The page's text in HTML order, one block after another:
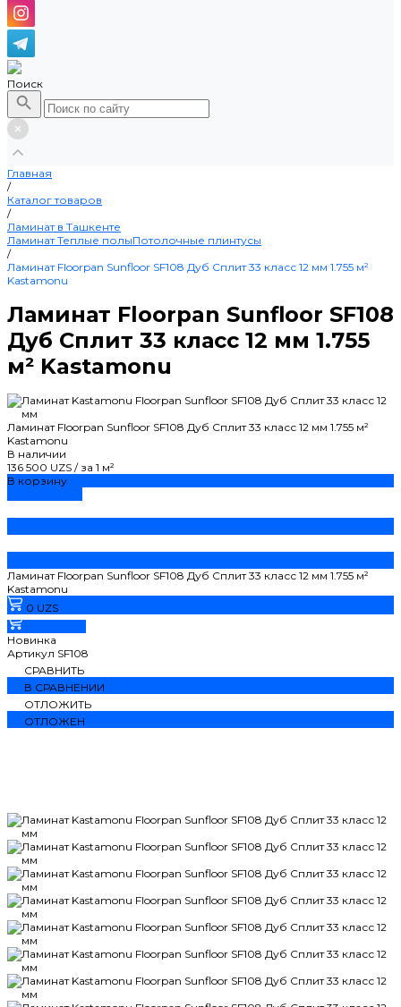
Поиск
Главная
/
Каталог товаров
/
Ламинат в Ташкенте
ЛаминатТеплые полыПотолочные плинтусы
/
Ламинат Floorpan Sunfloor SF108 Дуб Сплит 33 класс 12 мм 1.755 м²
Kastamonu
Ламинат Floorpan Sunfloor SF108
Дуб Сплит 33 класс 12 мм 1.755
м² Kastamonu
Ламинат Floorpan Sunfloor SF108 Дуб Сплит 33 класс 12 мм 1.755 м²
Kastamonu
В наличии
136 500 UZS / за 1 м²
В корзину
Ламинат Floorpan Sunfloor SF108 Дуб Сплит 33 класс 12 мм 1.755 м²
Kastamonu
0 UZS
Новинка
Артикул SF108
СРАВНИТЬ
В СРАВНЕНИИ
ОТЛОЖИТЬ
ОТЛОЖЕН